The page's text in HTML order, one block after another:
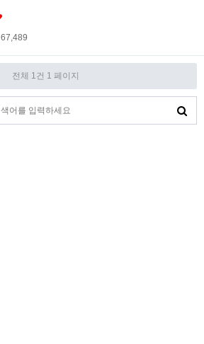
67,489
전체 1건 1 페이지